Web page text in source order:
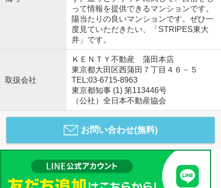
って情報を提供できるマンションです。
陽当たりの良いマンションです。ぜひ一
度見ていただきたい、「STRIPES東大
井」です。
取扱会社
ＫＥＮＴＹ不動産 蒲田本店
東京都大田区西蒲田７丁目４６－５
TEL:03-6715-8963
東京都知事 (1) 第113446号
（公社）全日本不動産協会
お問い合わせ(無料)